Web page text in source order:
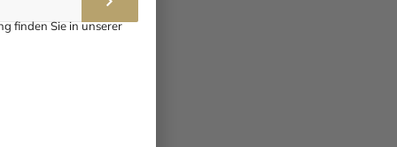
finden Sie in unserer